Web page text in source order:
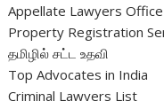
Appellate Lawyers Office
Property Registration
தமிழில் சட்ட உதவி
Top Advocates in India
Criminal Lawyers List